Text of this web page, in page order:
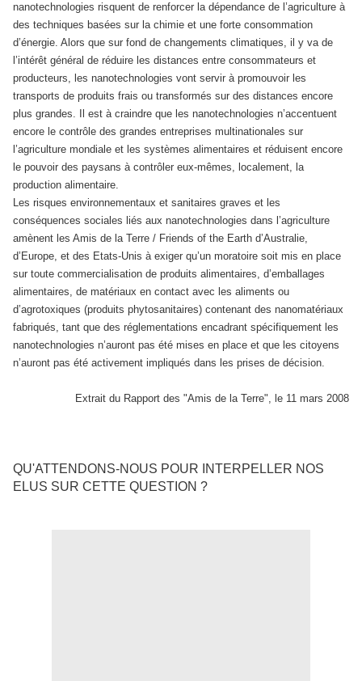
nanotechnologies risquent de renforcer la dépendance de l’agriculture à
des techniques basées sur la chimie et une forte consommation
d’énergie. Alors que sur fond de changements climatiques, il y va de
l’intérêt général de réduire les distances entre consommateurs et
producteurs, les nanotechnologies vont servir à promouvoir les
transports de produits frais ou transformés sur des distances encore
plus grandes. Il est à craindre que les nanotechnologies n’accentuent
encore le contrôle des grandes entreprises multinationales sur
l’agriculture mondiale et les systèmes alimentaires et réduisent encore
le pouvoir des paysans à contrôler eux-mêmes, localement, la
production alimentaire.
Les risques environnementaux et sanitaires graves et les
conséquences sociales liés aux nanotechnologies dans l’agriculture
amènent les Amis de la Terre / Friends of the Earth d’Australie,
d’Europe, et des Etats-Unis à exiger qu’un moratoire soit mis en place
sur toute commercialisation de produits alimentaires, d’emballages
alimentaires, de matériaux en contact avec les aliments ou
d’agrotoxiques (produits phytosanitaires) contenant des nanomatériaux
fabriqués, tant que des réglementations encadrant spécifiquement les
nanotechnologies n’auront pas été mises en place et que les citoyens
n’auront pas été activement impliqués dans les prises de décision.
Extrait du Rapport des "Amis de la Terre", le 11 mars 2008
QU'ATTENDONS-NOUS POUR INTERPELLER NOS
ELUS SUR CETTE QUESTION ?